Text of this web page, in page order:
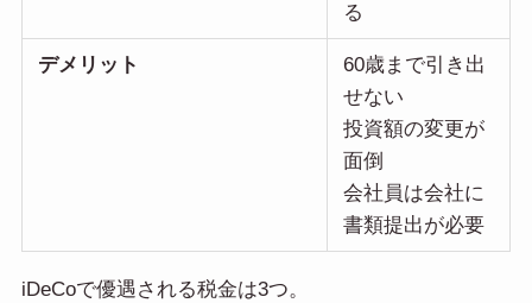
る
デメリット
60歳まで引き出
せない
投資額の変更が
面倒
会社員は会社に
書類提出が必要
iDeCoで優遇される税金は3つ。